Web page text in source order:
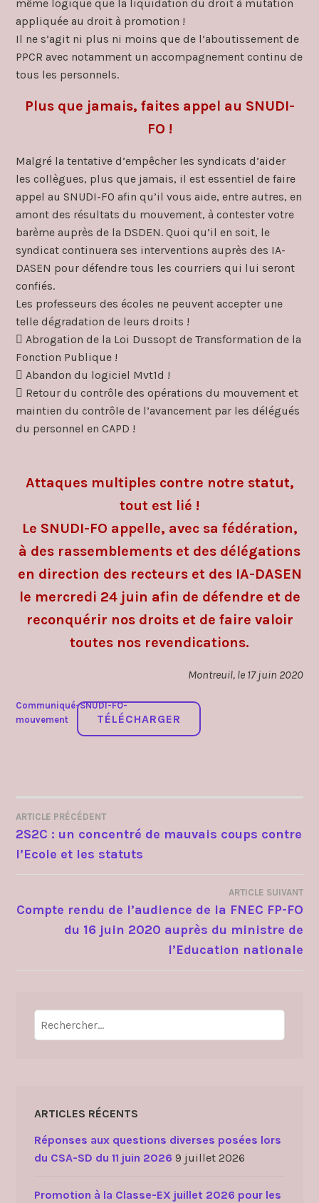
même logique que la liquidation du droit à mutation
appliquée au droit à promotion !
Il ne s’agit ni plus ni moins que de l’aboutissement de
PPCR avec notamment un accompagnement continu de
tous les personnels.
Plus que jamais, faites appel au SNUDI-
FO !
Malgré la tentative d’empêcher les syndicats d’aider
les collègues, plus que jamais, il est essentiel de faire
appel au SNUDI-FO afin qu’il vous aide, entre autres, en
amont des résultats du mouvement, à contester votre
barème auprès de la DSDEN. Quoi qu’il en soit, le
syndicat continuera ses interventions auprès des IA-
DASEN pour défendre tous les courriers qui lui seront
confiés.
Les professeurs des écoles ne peuvent accepter une
telle dégradation de leurs droits !
 Abrogation de la Loi Dussopt de Transformation de la
Fonction Publique !
 Abandon du logiciel Mvt1d !
 Retour du contrôle des opérations du mouvement et
maintien du contrôle de l’avancement par les délégués
du personnel en CAPD !
Attaques multiples contre notre statut,
tout est lié !
Le SNUDI-FO appelle, avec sa fédération,
à des rassemblements et des délégations
en direction des recteurs et des IA-DASEN
le mercredi 24 juin afin de défendre et de
reconquérir nos droits et de faire valoir
toutes nos revendications.
Montreuil, le 17 juin 2020
Communiqué-SNUDI-FO-
mouvement
TÉLÉCHARGER
NAVIGATION
DE
ARTICLE PRÉCÉDENT
2S2C : un concentré de mauvais coups contre
l’Ecole et les statuts
ARTICLE SUIVANT
Compte rendu de l’audience de la FNEC FP-FO
du 16 juin 2020 auprès du ministre de
l’Education nationale
Rechercher :
ARTICLES RÉCENTS
Réponses aux questions diverses posées lors
du CSA-SD du 11 juin 2026 9 juillet 2026
Promotion à la Classe-EX juillet 2026 pour les